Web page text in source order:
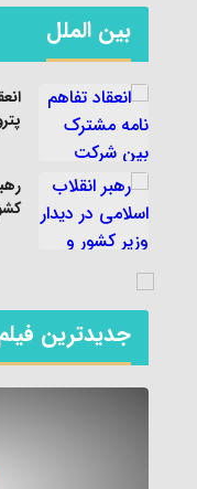
بین الملل
جديدترين